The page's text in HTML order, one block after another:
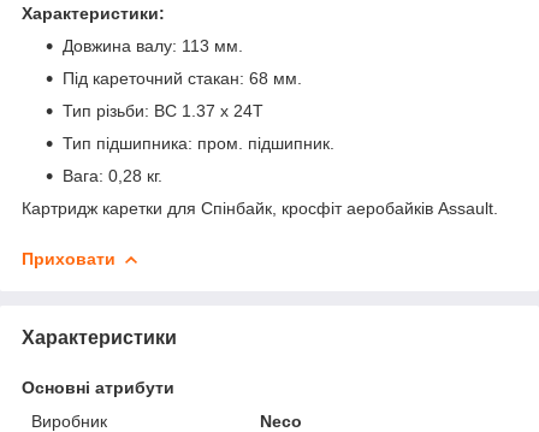
Характеристики:
Довжина валу: 113 мм.
Під кареточний стакан: 68 мм.
Тип різьби: BC 1.37 x 24T
Тип підшипника: пром. підшипник.
Вага: 0,28 кг.
Картридж каретки для Спінбайк, кросфіт аеробайків Assault.
Приховати
Характеристики
Основні атрибути
Виробник
Neco